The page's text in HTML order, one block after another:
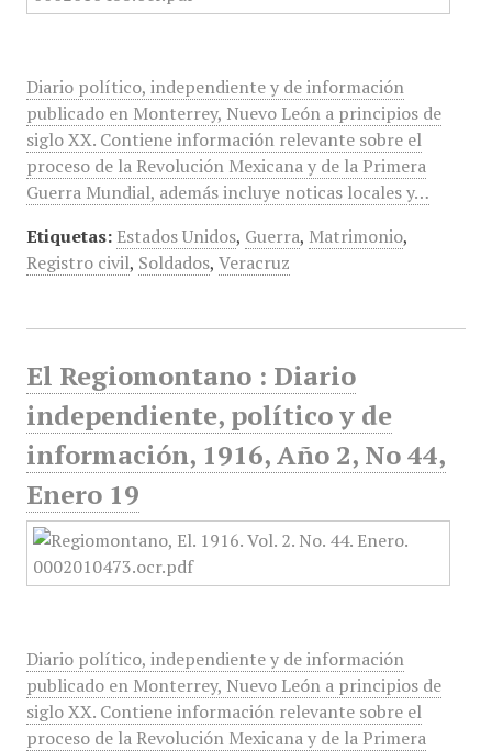
Diario político, independiente y de información
publicado en Monterrey, Nuevo León a principios de
siglo XX. Contiene información relevante sobre el
proceso de la Revolución Mexicana y de la Primera
Guerra Mundial, además incluye noticas locales y…
Etiquetas: Estados Unidos, Guerra, Matrimonio,
Registro civil, Soldados, Veracruz
El Regiomontano : Diario
independiente, político y de
información, 1916, Año 2, No 44,
Enero 19
Diario político, independiente y de información
publicado en Monterrey, Nuevo León a principios de
siglo XX. Contiene información relevante sobre el
proceso de la Revolución Mexicana y de la Primera